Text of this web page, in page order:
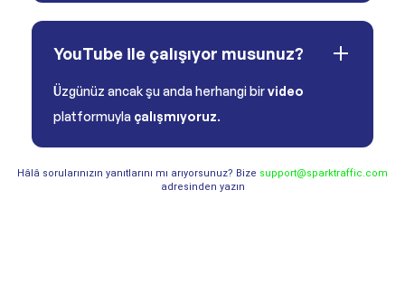
YouTube ile çalışıyor musunuz?
Üzgünüz ancak şu anda herhangi birvideo
platformuyla çalışmıyoruz.
Hâlâ sorularınızın yanıtlarını mı arıyorsunuz? Bize support@sparktraffic.com
adresinden yazın